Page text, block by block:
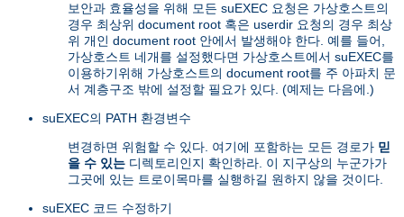
보안과 효율성을 위해 모든 suEXEC 요청은 가상호스트의
경우 최상위 document root 혹은 userdir 요청의 경우 최상
위 개인 document root 안에서 발생해야 한다. 예를 들어,
가상호스트 네개를 설정했다면 가상호스트에서 suEXEC를
이용하기위해 가상호스트의 document root를 주 아파치 문
서 계층구조 밖에 설정할 필요가 있다. (예제는 다음에.)
suEXEC의 PATH 환경변수
변경하면 위험할 수 있다. 여기에 포함하는 모든 경로가 믿
을 수 있는 디렉토리인지 확인하라. 이 지구상의 누군가가
그곳에 있는 트로이목마를 실행하길 원하지 않을 것이다.
suEXEC 코드 수정하기